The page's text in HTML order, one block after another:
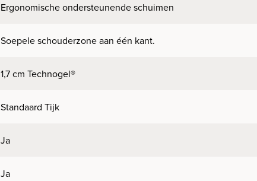
Ergonomische ondersteunende schuimen
Soepele schouderzone aan één kant.
1,7 cm Technogel®
Standaard Tijk
Ja
Ja